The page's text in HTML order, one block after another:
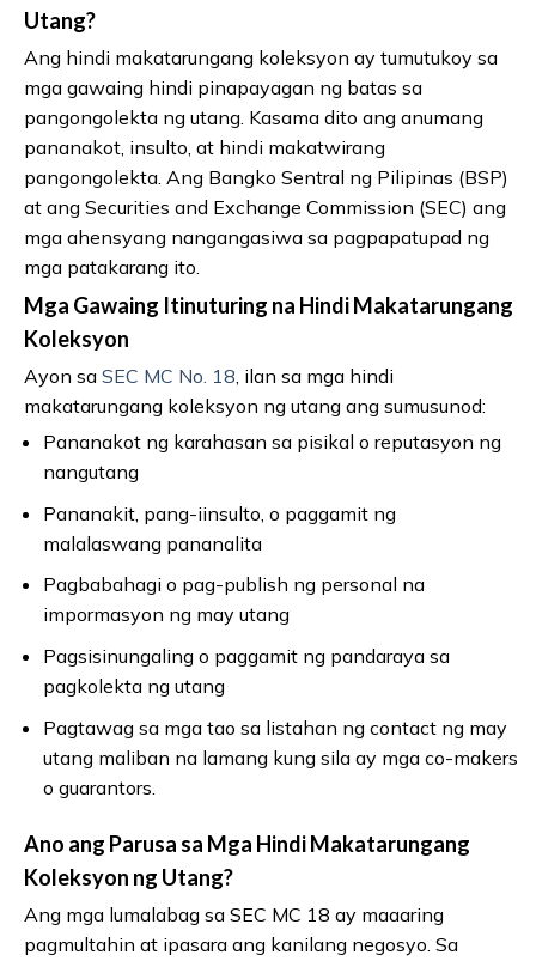
Utang?
Ang hindi makatarungang koleksyon ay tumutukoy sa
mga gawaing hindi pinapayagan ng batas sa
pangongolekta ng utang. Kasama dito ang anumang
pananakot, insulto, at hindi makatwirang
pangongolekta. Ang Bangko Sentral ng Pilipinas (BSP)
at ang Securities and Exchange Commission (SEC) ang
mga ahensyang nangangasiwa sa pagpapatupad ng
mga patakarang ito.
Mga Gawaing Itinuturing na Hindi Makatarungang
Koleksyon
Ayon sa SEC MC No. 18, ilan sa mga hindi
makatarungang koleksyon ng utang ang sumusunod:
Pananakot ng karahasan sa pisikal o reputasyon ng
nangutang
Pananakit, pang-iinsulto, o paggamit ng
malalaswang pananalita
Pagbabahagi o pag-publish ng personal na
impormasyon ng may utang
Pagsisinungaling o paggamit ng pandaraya sa
pagkolekta ng utang
Pagtawag sa mga tao sa listahan ng contact ng may
utang maliban na lamang kung sila ay mga co-makers
o guarantors.
Ano ang Parusa sa Mga Hindi Makatarungang
Koleksyon ng Utang?
Ang mga lumalabag sa SEC MC 18 ay maaaring
pagmultahin at ipasara ang kanilang negosyo. Sa